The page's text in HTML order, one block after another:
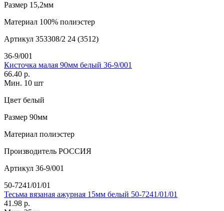
Размер 15,2мм
Материал 100% полиэстер
Артикул 353308/2 24 (3512)
36-9/001
Кисточка малая 90мм белый 36-9/001
66.40 р.
Мин. 10 шт
Цвет белый
Размер 90мм
Материал полиэстер
Производитель РОССИЯ
Артикул 36-9/001
50-7241/01/01
Тесьма вязаная ажурная 15мм белый 50-7241/01/01
41.98 р.